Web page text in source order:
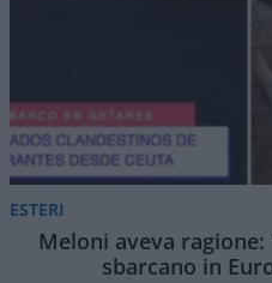
ESTERI
Meloni aveva
sbarcano in